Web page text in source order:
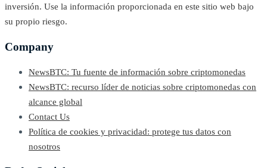
inversión. Use la información proporcionada en este sitio web bajo
su propio riesgo.
Company
NewsBTC: Tu fuente de información sobre criptomonedas
NewsBTC: recurso líder de noticias sobre criptomonedas con
alcance global
Contact Us
Política de cookies y privacidad: protege tus datos con
nosotros